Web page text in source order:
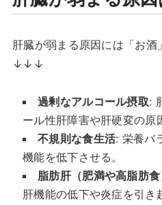
肝臓が弱まる原因には「お
↓↓↓
過剰なアルコール摂取:
ール性肝障害や肝硬変の原
不規則な食生活: 栄養バ
機能を低下させる。
脂肪肝（肥満や高脂肪食
肝機能の低下や炎症を引き